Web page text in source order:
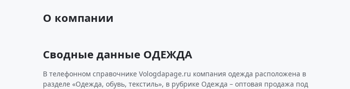
О компании
Сводные данные ОДЕЖДА
В телефонном справочнике Vologdapage.ru компания одежда расположена в
разделе «Одежда, обувь, текстиль», в рубрике Одежда – оптовая продажа под